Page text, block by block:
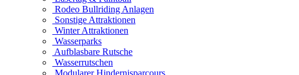
Rodeo Bullriding Anlagen
Sonstige Attraktionen
Winter Attraktionen
Wasserparks
Aufblasbare Rutsche
Wasserrutschen
Modularer Hindernisparcours